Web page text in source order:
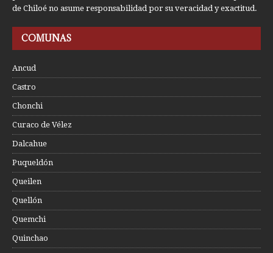
de Chiloé no asume responsabilidad por su veracidad y exactitud.
COMUNAS
Ancud
Castro
Chonchi
Curaco de Vélez
Dalcahue
Puqueldón
Queilen
Quellón
Quemchi
Quinchao